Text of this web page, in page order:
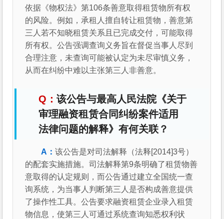
依据《物权法》第106条善意取得租赁物所有权
的风险。例如，承租人擅自转让租赁物，善意第
三人若不知晓租赁关系且已完成交付，可能取得
所有权。公告强调查询义务旨在督促当事人尽到
合理注意，未查询可能被认定为未尽审慎义务，
从而在纠纷中难以主张第三人非善意。
该公告与最高人民法院《关于
审理融资租赁合同纠纷案件适用
法律问题的解释》有何关联？
该公告是对司法解释（法释[2014]3号）
的配套实施措施。司法解释第9条明确了租赁物善
意取得的认定规则，而公告通过建立全国统一查
询系统，为当事人判断第三人是否构成善意提供
了操作性工具。公告要求融资租赁企业录入租赁
物信息，使第三人可通过系统查询知悉权利状